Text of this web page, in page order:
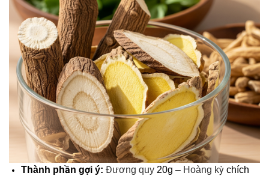
Thành phần gợi ý: Đương quy 20g – Hoàng kỳ chích